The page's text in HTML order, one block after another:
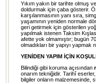
Yıkım yakın bir tarihte olmuş
doldurmak için çaba gösterir.
karşılanmasının yanı sıra,
yaşamının yeniden normale
geri getirmek için gösterilen
yapılmak istenen Taksim
afette yok olmamıştır; bugün
olmadıkları bir yapıyı yapmak
YENİDEN YAPIM İÇİN
Bilindiği gibi koruma açısından
onarım tekniğidir. Tarihî
bilgiler onların malzemesinde,